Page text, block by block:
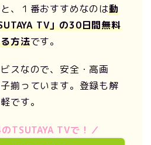
、１番おすすめなのは動
TV」の30日間無料
方法です。
スなので、安全・高画
揃っています。登録も解
です。
TSUTAYA TVで！／